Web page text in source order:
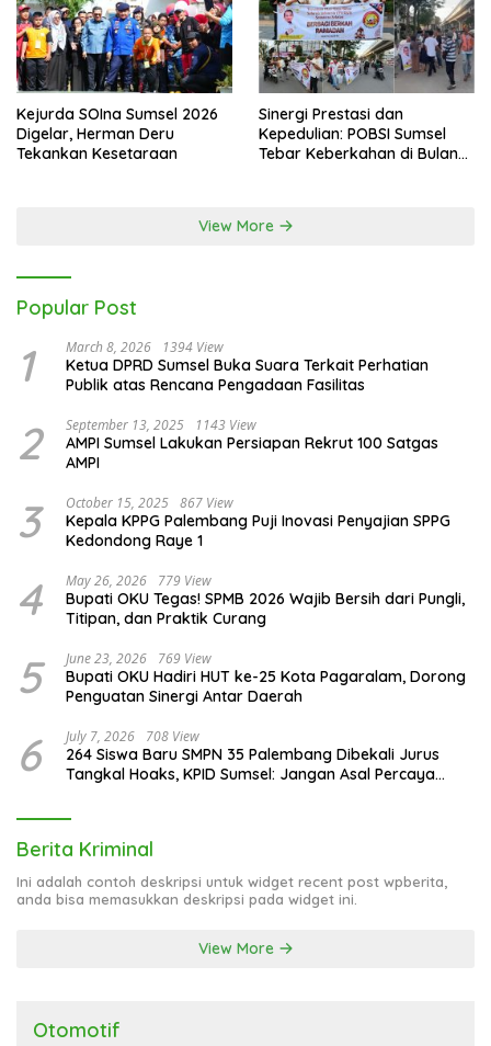
Kejurda SOIna Sumsel 2026
Digelar, Herman Deru
Tekankan Kesetaraan
Sinergi Prestasi dan
Kepedulian: POBSI Sumsel
Tebar Keberkahan di Bulan
View More
Popular Post
1 March 8, 2026 1394 View
Ketua DPRD Sumsel Buka Suara Terkait Perhatian
Publik atas Rencana Pengadaan Fasilitas
2 September 13, 2025 1143 View
AMPI Sumsel Lakukan Persiapan Rekrut 100 Satgas
AMPI
3 October 15, 2025 867 View
Kepala KPPG Palembang Puji Inovasi Penyajian SPPG
Kedondong Raye 1
4 May 26, 2026 779 View
Bupati OKU Tegas! SPMB 2026 Wajib Bersih dari Pungli,
Titipan, dan Praktik Curang
5 June 23, 2026 769 View
Bupati OKU Hadiri HUT ke-25 Kota Pagaralam, Dorong
Penguatan Sinergi Antar Daerah
6 July 7, 2026 708 View
264 Siswa Baru SMPN 35 Palembang Dibekali Jurus
Tangkal Hoaks, KPID Sumsel: Jangan Asal Percaya
Berita Kriminal
Ini adalah contoh deskripsi untuk widget recent post wpberita,
anda bisa memasukkan deskripsi pada widget ini.
View More
Otomotif